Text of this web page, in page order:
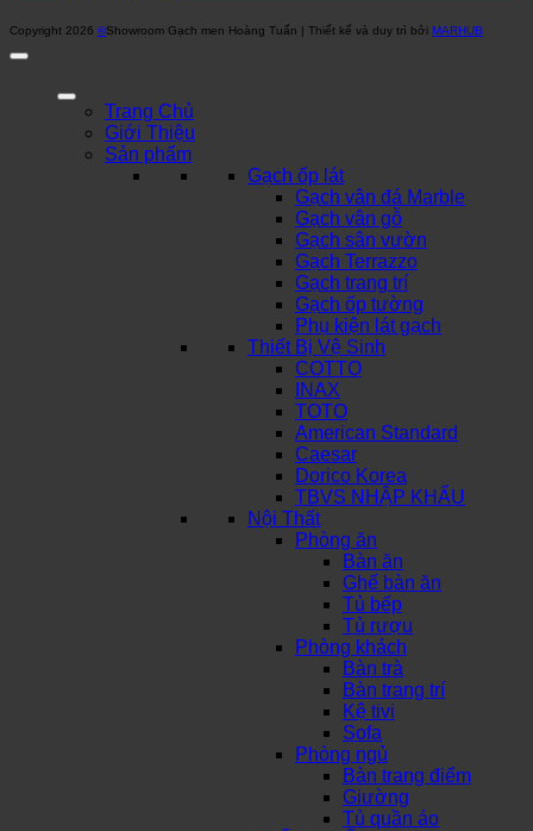
Copyright 2026 ©Showroom Gạch men Hoàng Tuấn | Thiết kế và duy trì bởi MARHUB
Trang Chủ
Giới Thiệu
Sản phẩm
Gạch ốp lát
Gạch vân đá Marble
Gạch vân gỗ
Gạch sân vườn
Gạch Terrazzo
Gạch trang trí
Gạch ốp tường
Phụ kiện lát gạch
Thiết Bị Vệ Sinh
COTTO
INAX
TOTO
American Standard
Caesar
Dorico Korea
TBVS NHẬP KHẨU
Nội Thất
Phòng ăn
Bàn ăn
Ghế bàn ăn
Tủ bếp
Tủ rượu
Phòng khách
Bàn trà
Bàn trang trí
Kệ tivi
Sofa
Phòng ngủ
Bàn trang điểm
Giường
Tủ quần áo